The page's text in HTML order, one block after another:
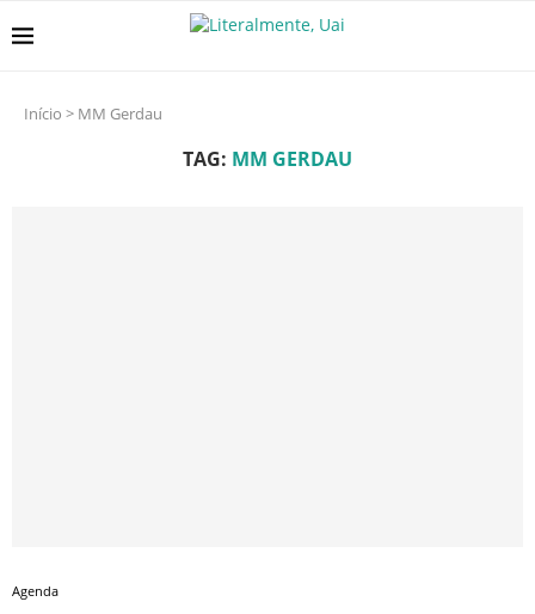
Início > MM Gerdau
TAG: MM GERDAU
Agenda